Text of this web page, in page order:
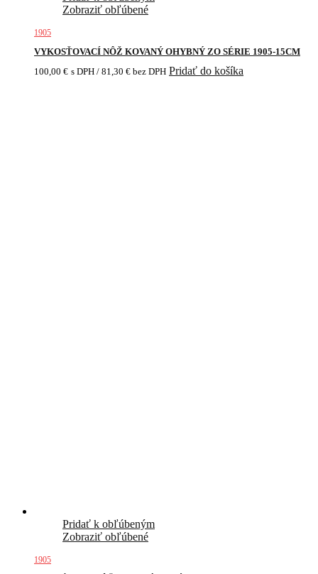
Zobraziť obľúbené
1905
VYKOSŤOVACÍ NÔŽ KOVANÝ OHYBNÝ ZO SÉRIE 1905-15CM
100,00 € s DPH / 81,30 € bez DPH Pridať do košíka
Pridať k obľúbeným
Zobraziť obľúbené
1905